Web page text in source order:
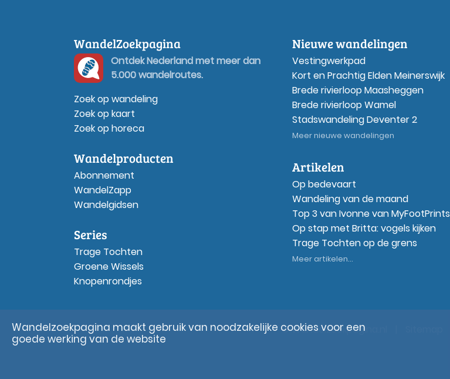
WandelZoekpagina
Ontdek Nederland met meer dan
5.000 wandelroutes.
Zoek op wandeling
Zoek op kaart
Zoek op horeca
Wandelproducten
Abonnement
WandelZapp
Wandelgidsen
Series
Trage Tochten
Groene Wissels
Knopenrondjes
Nieuwe wandelingen
Vestingwerkpad
Kort en Prachtig Elden Meinerswijk
Brede rivierloop Maasheggen
Brede rivierloop Wamel
Stadswandeling Deventer 2
Meer nieuwe wandelingen
Artikelen
Op bedevaart
Wandeling van de maand
Top 3 van Ivonne van MyFootPrints
Op stap met Britta: vogels kijken
Trage Tochten op de grens
Meer artikelen...
© Wandelzoekpagina.nl
Wandelzoekpagina maakt gebruik van noodzakelijke cookies voor een
goede werking van de website